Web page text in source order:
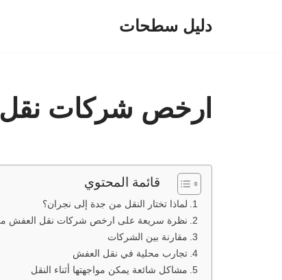
دليل سطحات
ارخص شركات
قائمة المحتوي
لماذا تختار النقل من جدة إلى نجران؟
نظرة سريعة على ارخص شركات نقل العفش
مقارنة بين الشركات
تجارب محلية في نقل العفش
مشاكل شائعة يمكن مواجهتها أثناء النقل